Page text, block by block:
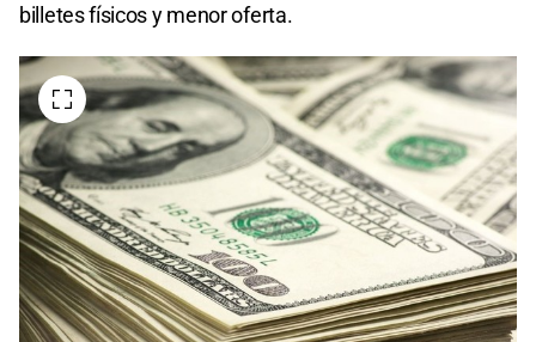
billetes físicos y menor oferta.